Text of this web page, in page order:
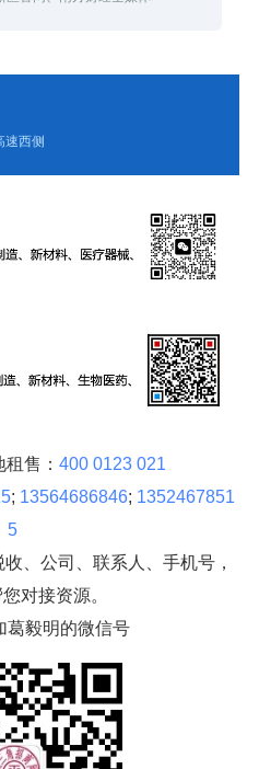
速西侧
售： 400 0123 021
; 13564686846; 1352467851
5
、公司、联系人、手机号，
对接资源。
葛毅明的微信号